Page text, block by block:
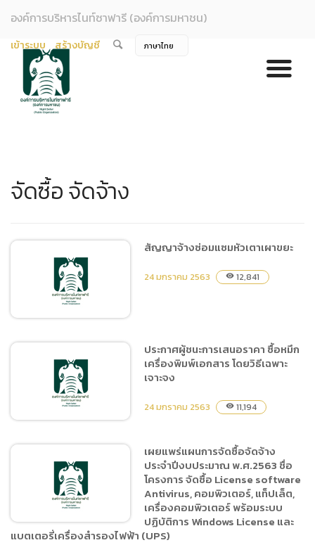
องค์การบริหารไนท์ซาฟารี (องค์การมหาชน)
เข้าระบบ สร้างบัญชี
จัดซื้อ จัดจ้าง
สัญญาจ้างซ่อมแซมหัวเตา
สัญญาจ้างซ่อมแซมหัวเตาเผาขยะ
24 มกราคม 2563 visibility 12,841
ประกาศผู้ชนะการเสนอราคา
ซื้อหมึกเครื่องพิมพ์เอกสาร
โดยวิธีเฉพาะเจาะจง
ประกาศผู้ชนะการเสนอราคา ซื้อหมึก
เครื่องพิมพ์เอกสาร โดยวิธีเฉพาะ
เจาะจง
24 มกราคม 2563 visibility 11,194
เผยแพร่แผนการจัดซื้อจัดจ้าง
ประจำปีงบประมาณ พ.ศ.2563 ชื่อ
โครงการ จัดซื้อ License software
Antivirus, คอมพิวเตอร์, แท็ปเล็ต,
เครื่องคอมพิวเตอร์ พร้อมระบบ
ปฏิบัติการ Windows License และ
แบตเตอรี่เครื่องสำรองไฟฟ้า (UPS)